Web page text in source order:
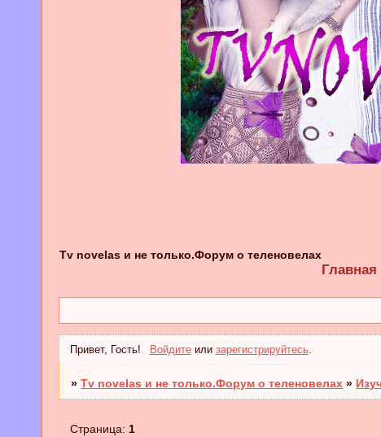
Tv novelas и не только.Форум о теленовелах
Главная
Привет, Гость! Войдитеили зарегистрируйтесь.
»Tv novelas и не только.Форум о теленовелах »
Страница:1